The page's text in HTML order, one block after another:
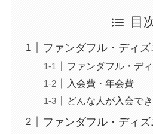
目
ファンダフル・ディズ
ファンダフル・デ
入会費・年会費
どんな人が入会で
ファンダフル・ディ